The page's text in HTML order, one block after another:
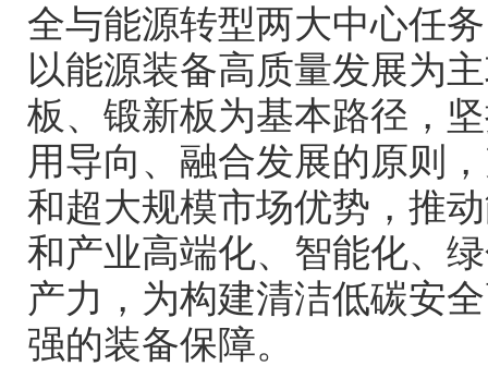
全与能源转型两大中心任
以能源装备高质量发展为
板、锻新板为基本路径，
用导向、融合发展的原则
和超大规模市场优势，推
和产业高端化、智能化、
产力，为构建清洁低碳安
强的装备保障。